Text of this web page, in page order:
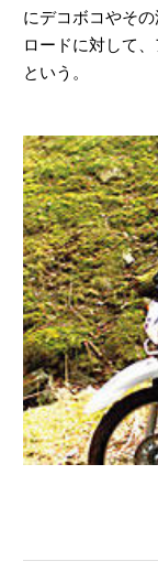
にデコボコやそ
ロードに対して
という。